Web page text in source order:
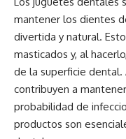
mantener los dientes
divertida y natural.
masticados y, al
de la superficie dental.
contribuyen a
probabilidad de
productos son